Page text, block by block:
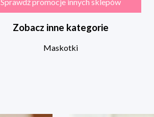
Zobacz inne kategorie
Maskotki